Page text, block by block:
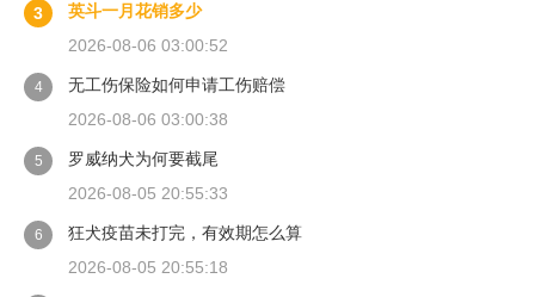
3
英斗一月花销多少
2026-08-06 03:00:52
4
无工伤保险如何申请工伤赔偿
2026-08-06 03:00:38
5
罗威纳犬为何要截尾
2026-08-05 20:55:33
6
狂犬疫苗未打完，有效期怎么算
2026-08-05 20:55:18